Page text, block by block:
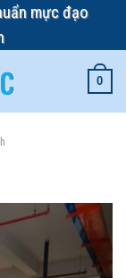
mực đạo
0